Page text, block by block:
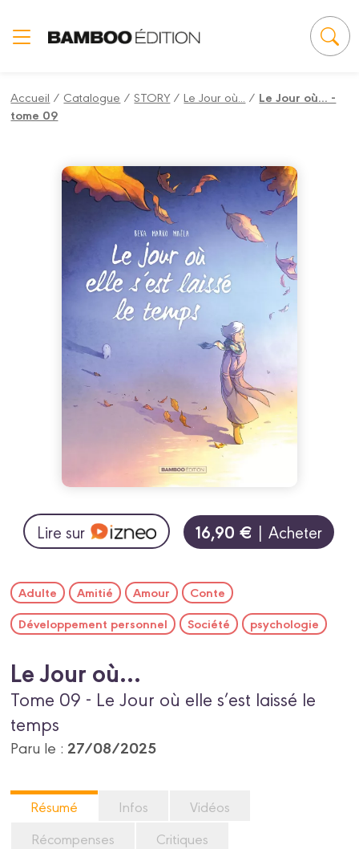
Accueil / Catalogue /STORY /Le Jour où... / Le Jour où... -
tome 09
Lire sur 16,90 € | Acheter
Adulte Amitié Amour
Conte
Développement personnel
Société psychologie
Le Jour où...
Tome 09 - Le Jour où elle s’est laissé le
temps
Paru le : 27/08/2025
Résumé Infos
Vidéos
Récompenses
Critiques